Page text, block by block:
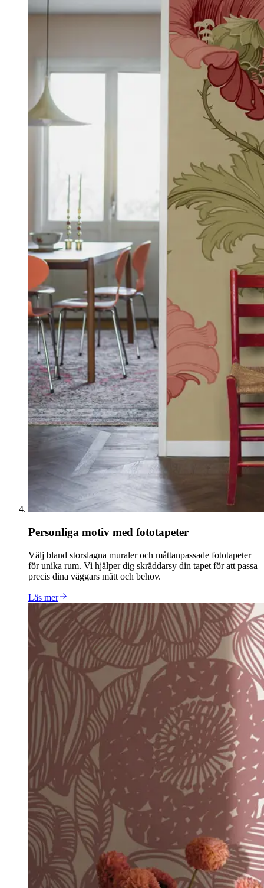
Personliga motiv med fototapeter
Välj bland storslagna muraler och måttanpassade fototapeter
för unika rum. Vi hjälper dig skräddarsy din tapet för att passa
precis dina väggars mått och behov.
Läs mer